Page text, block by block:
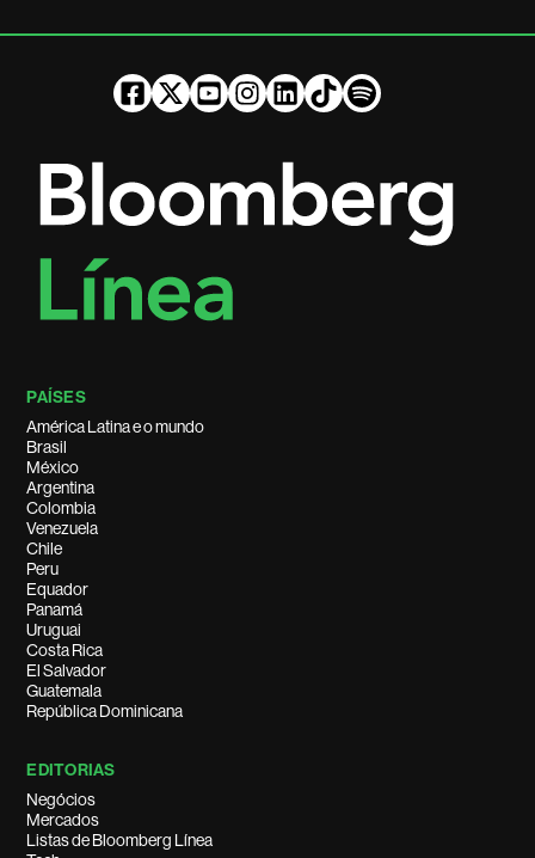
PAÍSES
América Latina e o mundo
Brasil
México
Argentina
Colombia
Venezuela
Chile
Peru
Equador
Panamá
Uruguai
Costa Rica
El Salvador
Guatemala
República Dominicana
EDITORIAS
Negócios
Mercados
Listas de Bloomberg Línea